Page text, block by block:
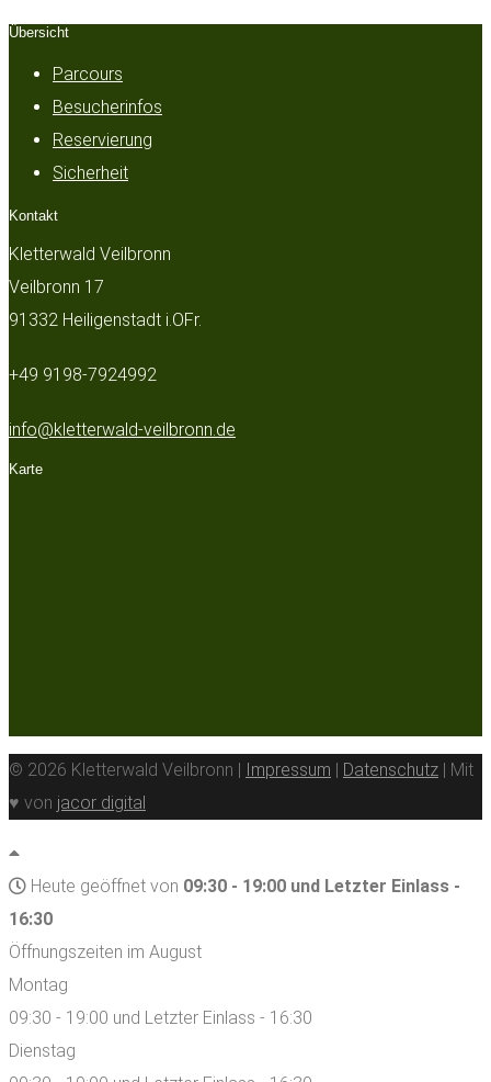
Übersicht
Parcours
Besucherinfos
Reservierung
Sicherheit
Kontakt
Kletterwald Veilbronn
Veilbronn 17
91332 Heiligenstadt i.OFr.
+49 9198-7924992
info@kletterwald-veilbronn.de
Karte
© 2026 Kletterwald Veilbronn | Impressum | Datenschutz | Mit
♥ von jacor digital
Heute geöffnet von 09:30 - 19:00 und Letzter Einlass -
16:30
Öffnungszeiten im August
Montag
09:30 - 19:00 und Letzter Einlass - 16:30
Dienstag